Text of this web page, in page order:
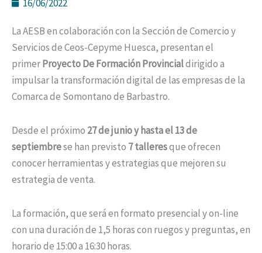
16/06/2022
La AESB en colaboración con la Sección de Comercio y
Servicios de Ceos-Cepyme Huesca, presentan el
primerProyecto De Formación Provincialdirigido a
impulsar la transformación digital de las empresas de la
Comarca de Somontano de Barbastro.
Desde el próximo 27 de junio y hasta el 13 de
septiembrese han previsto 7 talleresque ofrecen
conocer herramientas y estrategias que mejoren su
estrategia de venta.
La formación, que será en formato presencial y on-line
con una duración de 1,5 horas con ruegos y preguntas, en
horario de 15:00 a 16:30 horas.